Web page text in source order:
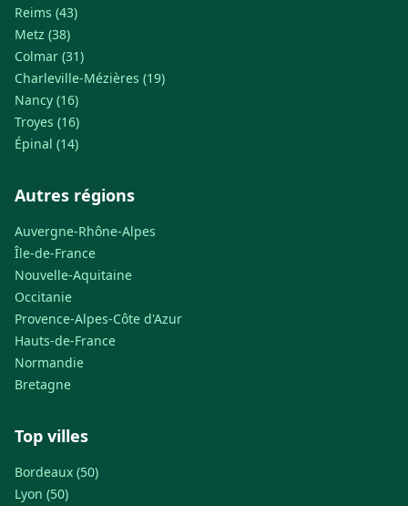
Reims (43)
Metz (38)
Colmar (31)
Charleville-Mézières (19)
Nancy (16)
Troyes (16)
Épinal (14)
Autres régions
Auvergne-Rhône-Alpes
Île-de-France
Nouvelle-Aquitaine
Occitanie
Provence-Alpes-Côte d'Azur
Hauts-de-France
Normandie
Bretagne
Top villes
Bordeaux (50)
Lyon (50)